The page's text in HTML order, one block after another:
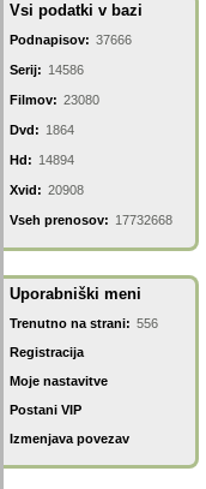
Vsi podatki v bazi
Podnapisov: 37666
Serij: 14586
Filmov: 23080
Dvd: 1864
Hd: 14894
Xvid: 20908
Vseh prenosov: 17732668
Uporabniški meni
Trenutno na strani: 556
Registracija
Moje nastavitve
Postani VIP
Izmenjava povezav